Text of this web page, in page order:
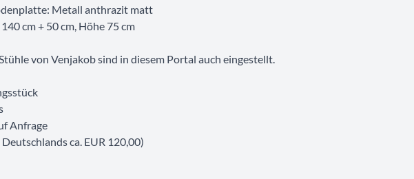
Metall anthrazit matt
cm + 50 cm, Höhe 75 cm
von Venjakob sind in diesem Portal auch eingestellt.
Anfrage
ca. EUR 120,00)